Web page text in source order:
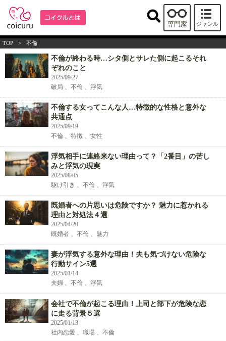
ジャンル
専門家
TOP > 不倫
不倫が終わる時…シタ側とサレた側に起こるそれ
ぞれのこと
2025/09/27
破局 、不倫 、浮気
不倫する女ってこんな人…特徴的な性格と意外な
共通点
2025/09/19
不倫 、特徴 、女性
浮気相手に連絡来ない理由って？「2番目」の苦し
みと浮気の現実
2025/08/05
駆け引き 、不倫 、浮気
既婚者への片思いは危険ですか？ 魅力に惹かれる
理由と対処法４選
2025/04/20
既婚者 、不倫 、魅力
妻が浮気する意外な理由！夫も気づけない危険な
行動サイン5選
2025/01/14
夫婦 、不倫 、浮気
会社で不倫が起こる理由！上司と部下が危険な恋
に走る背景５選
2025/01/13
社内恋愛 、職場 、不倫